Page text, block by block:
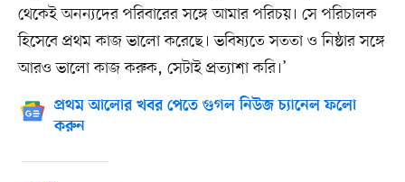
থেকেই অনন্যদের পরিবারের সঙ্গে আমার পরিচয়। সে পরিচালক
হিসেবে প্রথম কাজ ভালো করেছে। ভবিষ্যতে সততা ও নিষ্ঠার সঙ্গে
আরও ভালো কাজ করুক, সেটাই প্রত্যাশা করি।’
প্রথম আলোর খবর পেতে গুগল নিউজ চ্যানেল ফলো
করুন